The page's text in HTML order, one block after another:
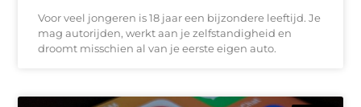
Voor veel jongeren is 18 jaar een bijzondere leeftijd. Je
mag autorijden, werkt aan je zelfstandigheid en
droomt misschien al van je eerste eigen auto.